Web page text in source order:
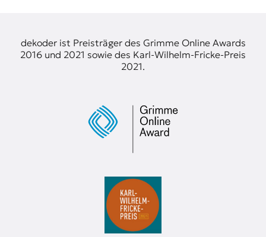
dekoder ist Preisträger des Grimme Online Awards
2016 und 2021 sowie des Karl-Wilhelm-Fricke-Preis
2021.